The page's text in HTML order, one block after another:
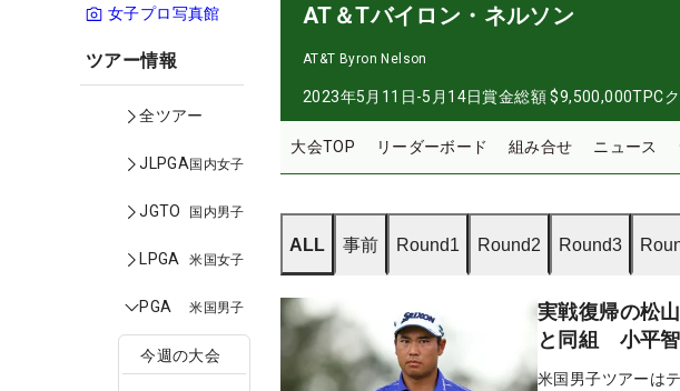
女子プロ写真館
ツアー情報
全ツアー
JLPGA国内女子
JGTO 国内男子
LPGA 米国女子
PGA 米国男子
今週の大会
AT＆Tバイロン・ネルソン
AT&T Byron Nelson
2023年5月11日-5月14日賞金総額 $9,500,000TPC
大会TOP リーダーボード 組み合せ ニュース
ALL 事前 Round1 Round2 Round3
実戦復帰の松
と同組 小平智
米国男子ツアーは